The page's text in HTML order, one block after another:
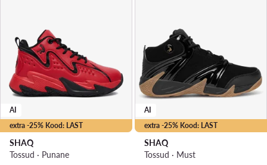
extra -25% Kood: LAST
AI
SHAQ
Tossud · Punane
extra -25% Kood: LAST
AI
SHAQ
Tossud · Must